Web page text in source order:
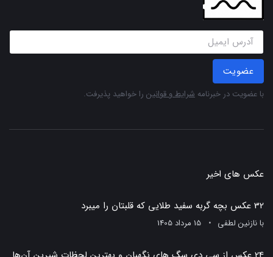
عضویت
با عضویت در خبرنامه شرایط و قوانین را خواهید پذیرفت.
عکس های اخیر
32 عکس بچه گربه سفید طلایی که قلبتان را میبرد
بانازنین لطفی 15 مرداد 1405